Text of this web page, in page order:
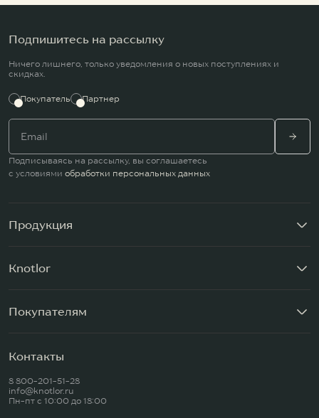
Подпишитесь на рассылку
Ничего лишнего, только уведомления о новых поступлениях и
скидках.
Покупатель Партнер
Подписываясь на рассылку, вы соглашаетесь
с условиями обработки персональных данных
Продукция
Knotlor
Покупателям
Контакты
8 800-201-51-28
info@knotlor.ru
Пн-пт c 10:00 до 18:00